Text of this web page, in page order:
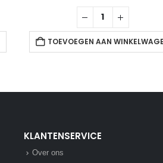
TOEVOEGEN AAN
KLANTENSERVICE
Over ons